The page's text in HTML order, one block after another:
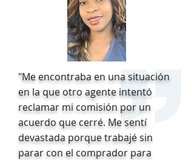
"Me encontraba en una situación
en la que otro agente intentó
reclamar mi comisión por un
acuerdo que cerré. Me sentí
devastada porque trabajé sin
parar con el comprador para